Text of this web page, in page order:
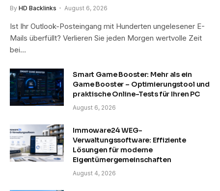
By HD Backlinks August 6, 2026
Ist Ihr Outlook-Posteingang mit Hunderten ungelesener E-
Mails überfüllt? Verlieren Sie jeden Morgen wertvolle Zeit
bei…
Smart Game Booster: Mehr als ein
Game Booster – Optimierungstool und
praktische Online-Tests für Ihren PC
August 6, 2026
Immoware24 WEG-
Verwaltungssoftware: Effiziente
Lösungen für moderne
Eigentümergemeinschaften
August 4, 2026